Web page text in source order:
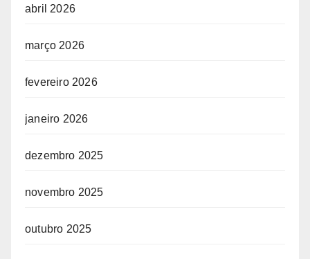
abril 2026
março 2026
fevereiro 2026
janeiro 2026
dezembro 2025
novembro 2025
outubro 2025